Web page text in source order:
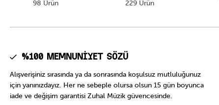
98 Ürün 229 Ürün
%100 Memnuniyet Sözü
Alışverişiniz sırasında ya da sonrasında koşulsuz mutluluğunuz
için yanınızdayız. Her ne sebeple olursa olsun 15 gün boyunca
iade ve değişim garantisi Zuhal Müzik güvencesinde.